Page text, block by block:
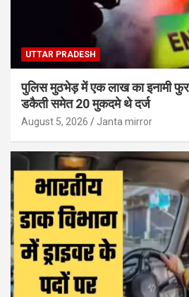
UTTAR PRADESH
पुलिस मुठभेड़ में एक लाख का इनामी
डकैती समेत 20 मुकदमे थे दर्ज
August 5, 2026 Janta mirror